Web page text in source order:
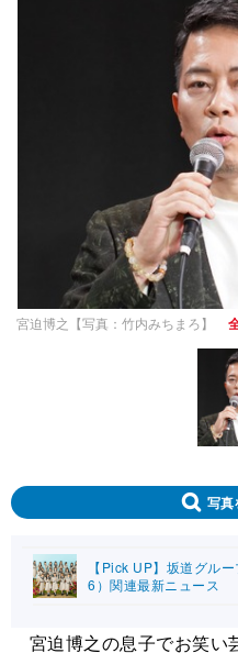
宮迫博之【写真：竹内みちまろ】
写真
【Pick UP】坂道グル
6）関連最新ニュース
宮迫博之の息子でお笑い